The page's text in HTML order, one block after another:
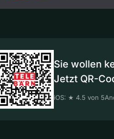
Sie wollen
Jetzt QR-
iOS: ★ 4.5 von 5